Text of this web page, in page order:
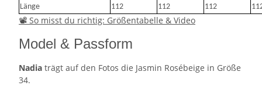
Länge
112 112 112
📽 So misst du richtig: Größentabelle & Video
Model & Passform
Nadia trägt auf den Fotos die Jasmin Rosébeige in Größe
34.